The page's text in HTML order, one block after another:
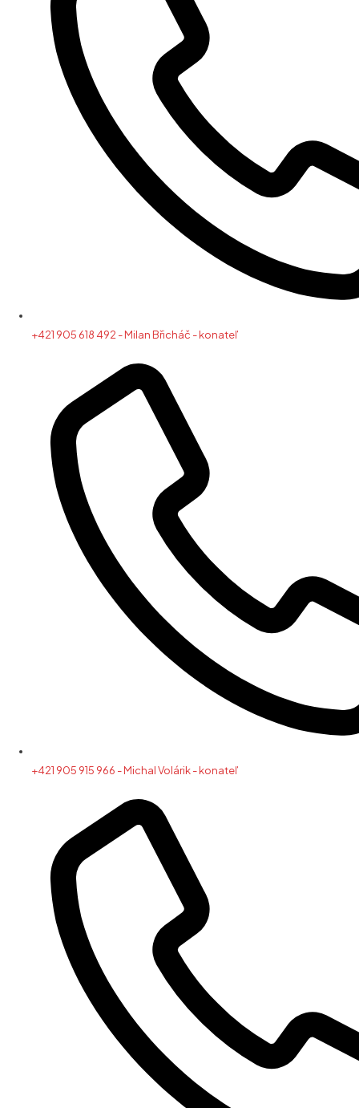
+421 905 618 492 - Milan Břicháč - konateľ
+421 905 915 966 - Michal Volárik - konateľ